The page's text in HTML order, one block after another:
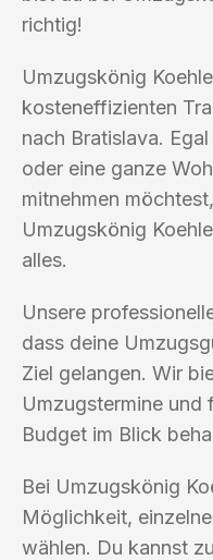
richtig!
Umzugskönig
kosteneffizienten
nach Bratislava.
oder eine ganze
mitnehmen
Umzugskönig
alles.
Unsere
dass deine
Ziel gelangen. Wir
Umzugstermine und
Budget im Blick
Bei Umzugskönig
Möglichkeit,
wählen. Du kannst